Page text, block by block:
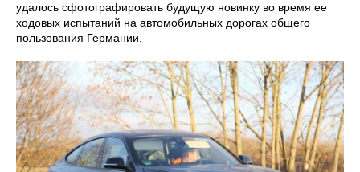
удалось сфотографировать будущую новинку во время ее
ходовых испытаний на автомобильных дорогах общего
пользования Германии.